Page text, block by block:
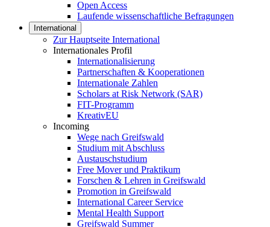
Open Access
Laufende wissenschaftliche Befragungen
International
Zur Hauptseite International
Internationales Profil
Internationalisierung
Partnerschaften & Kooperationen
Internationale Zahlen
Scholars at Risk Network (SAR)
FIT-Programm
KreativEU
Incoming
Wege nach Greifswald
Studium mit Abschluss
Austauschstudium
Free Mover und Praktikum
Forschen & Lehren in Greifswald
Promotion in Greifswald
International Career Service
Mental Health Support
Greifswald Summer